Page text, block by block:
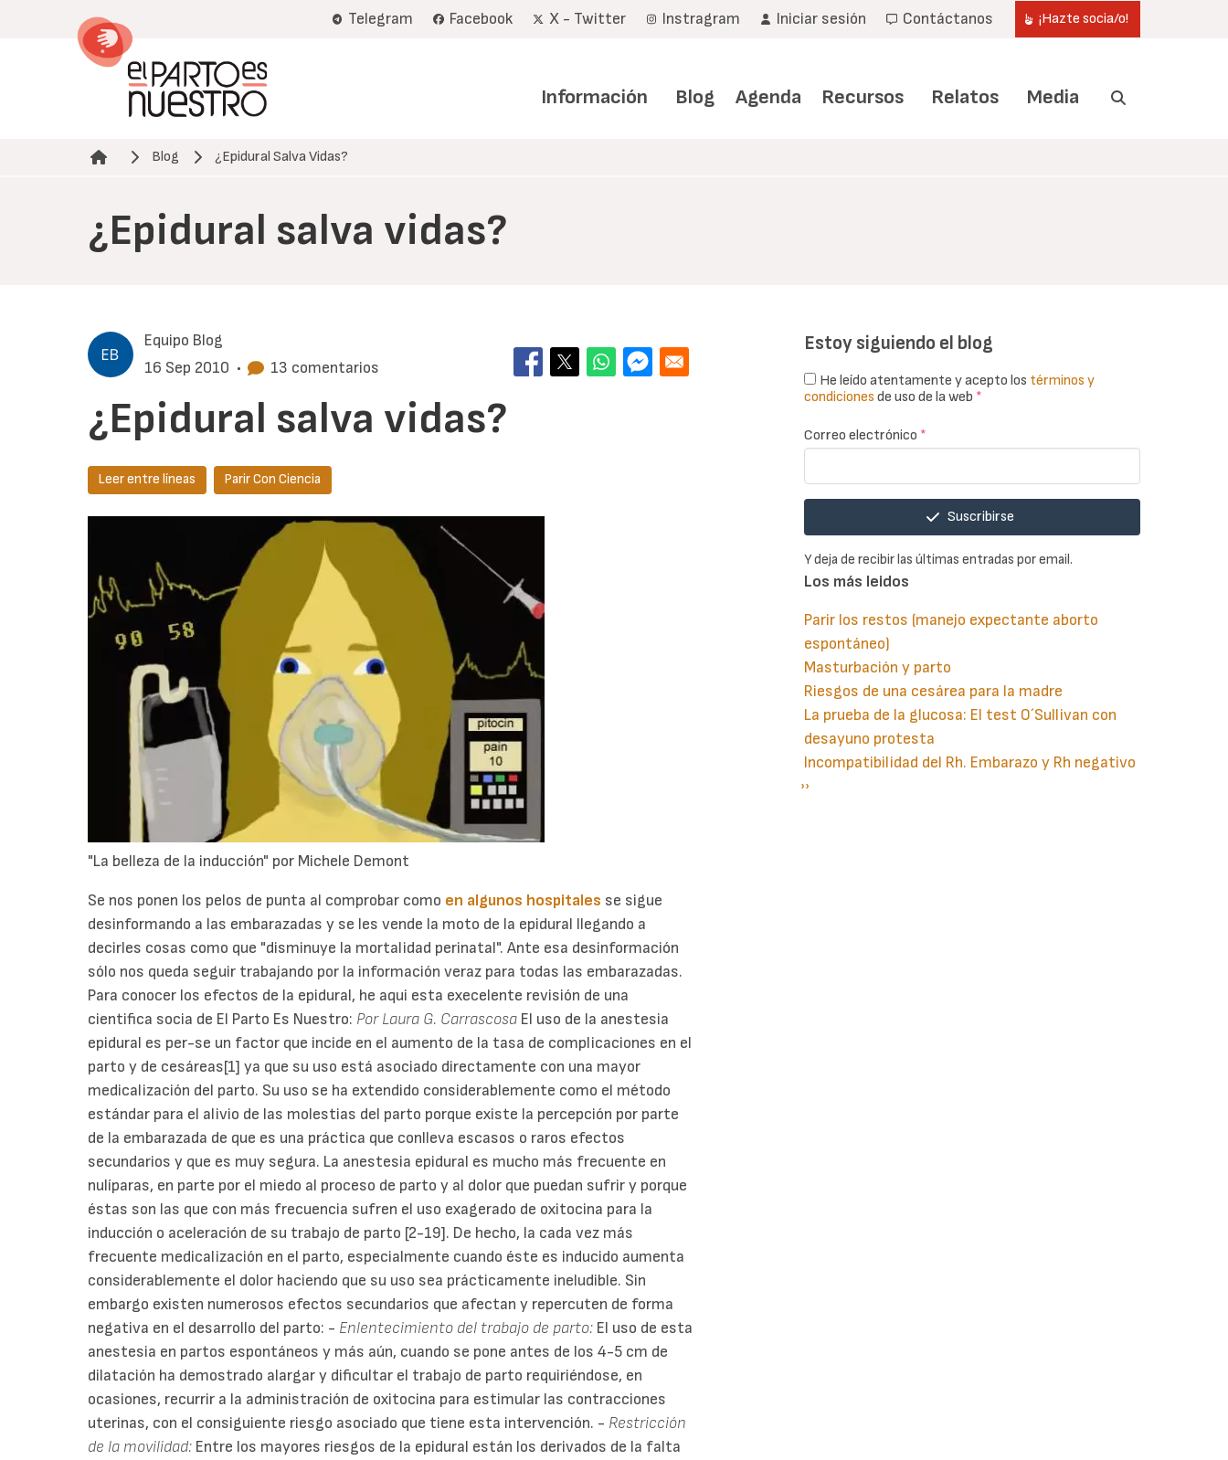
Telegram Facebook X - Twitter Instragram Iniciar sesión Contáctanos ¡Hazte socia/o!
Información Blog Agenda Recursos Relatos Media
Ruta de navegación
Blog ¿Epidural Salva Vidas?
¿Epidural salva vidas?
Equipo Blog
16 Sep 2010 • 13 comentarios
¿Epidural salva vidas?
Leer entre líneas Parir Con Ciencia
"La belleza de la inducción" por Michele Demont
Se nos ponen los pelos de punta al comprobar como en algunos hospitales se sigue
desinformando a las embarazadas y se les vende la moto de la epidural llegando a
decirles cosas como que "disminuye la mortalidad perinatal". Ante esa desinformación
sólo nos queda seguir trabajando por la información veraz para todas las embarazadas.
Para conocer los efectos de la epidural, he aqui esta execelente revisión de una
cientifica socia de El Parto Es Nuestro: Por Laura G. Carrascosa El uso de la anestesia
epidural es per-se un factor que incide en el aumento de la tasa de complicaciones en el
parto y de cesáreas[1] ya que su uso está asociado directamente con una mayor
medicalización del parto. Su uso se ha extendido considerablemente como el método
estándar para el alivio de las molestias del parto porque existe la percepción por parte
de la embarazada de que es una práctica que conlleva escasos o raros efectos
secundarios y que es muy segura. La anestesia epidural es mucho más frecuente en
nulíparas, en parte por el miedo al proceso de parto y al dolor que puedan sufrir y porque
éstas son las que con más frecuencia sufren el uso exagerado de oxitocina para la
inducción o aceleración de su trabajo de parto [2-19]. De hecho, la cada vez más
frecuente medicalización en el parto, especialmente cuando éste es inducido aumenta
considerablemente el dolor haciendo que su uso sea prácticamente ineludible. Sin
embargo existen numerosos efectos secundarios que afectan y repercuten de forma
negativa en el desarrollo del parto: - Enlentecimiento del trabajo de parto: El uso de esta
anestesia en partos espontáneos y más aún, cuando se pone antes de los 4-5 cm de
dilatación ha demostrado alargar y dificultar el trabajo de parto requiriéndose, en
ocasiones, recurrir a la administración de oxitocina para estimular las contracciones
uterinas, con el consiguiente riesgo asociado que tiene esta intervención. - Restricción
de la movilidad: Entre los mayores riesgos de la epidural están los derivados de la falta
Estoy siguiendo el blog
He leído atentamente y acepto los términos y
condiciones de uso de la web *
Correo electrónico *
Suscribirse
Y deja de recibir las últimas entradas por email.
Los más leidos
Parir los restos (manejo expectante aborto
espontáneo)
Masturbación y parto
Riesgos de una cesárea para la madre
La prueba de la glucosa: El test O´Sullivan con
desayuno protesta
Incompatibilidad del Rh. Embarazo y Rh negativo
Paginación
Siguiente
››